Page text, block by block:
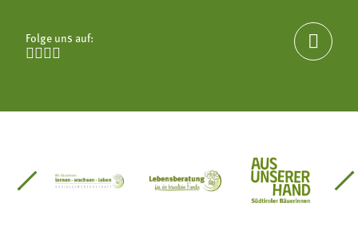
Folge uns auf:


Südtirol
Gärtnervereinigung
Sozialgenossenschaft Mit Bäuerinnen lernen -
Lebensberatung für dieAus unserer